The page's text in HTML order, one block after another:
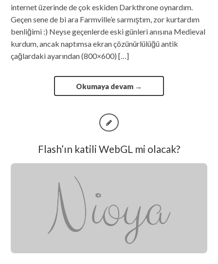
internet üzerinde de çok eskiden Darkthrone oynardım.
Geçen sene de bi ara Farmville’e sarmıştım, zor kurtardım
benliğimi :) Neyse geçenlerde eski günleri anısına Medieval
kurdum, ancak naptımsa ekran çözünürlülüğü antik
çağlardaki ayarından (800×600) […]
Okumaya devam →
Flash’ın katili WebGL mi olacak?